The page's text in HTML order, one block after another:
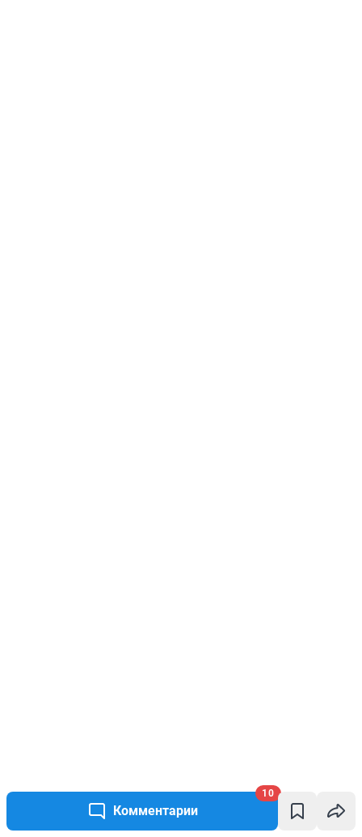
Комментарии
10